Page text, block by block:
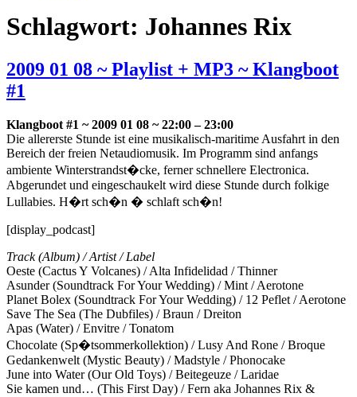
Schlagwort: Johannes Rix
2009 01 08 ~ Playlist + MP3 ~ Klangboot
#1
Klangboot #1 ~ 2009 01 08 ~ 22:00 – 23:00
Die allererste Stunde ist eine musikalisch-maritime Ausfahrt in den
Bereich der freien Netaudiomusik. Im Programm sind anfangs
ambiente Winterstrandst�cke, ferner schnellere Electronica.
Abgerundet und eingeschaukelt wird diese Stunde durch folkige
Lullabies. H�rt sch�n � schlaft sch�n!
[display_podcast]
Track (Album) / Artist / Label
Oeste (Cactus Y Volcanes) / Alta Infidelidad / Thinner
Asunder (Soundtrack For Your Wedding) / Mint / Aerotone
Planet Bolex (Soundtrack For Your Wedding) / 12 Peflet / Aerotone
Save The Sea (The Dubfiles) / Braun / Dreiton
Apas (Water) / Envitre / Tonatom
Chocolate (Sp�tsommerkollektion) / Lusy And Rone / Broque
Gedankenwelt (Mystic Beauty) / Madstyle / Phonocake
June into Water (Our Old Toys) / Beitegeuze / Laridae
Sie kamen und… (This First Day) / Fern aka Johannes Rix &